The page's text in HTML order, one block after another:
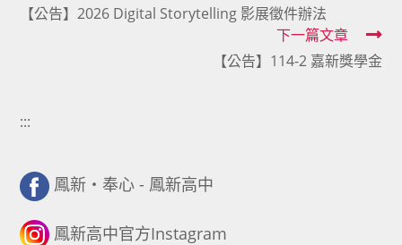
more
【公告】2026 Digital Storytelling 影展徵件辦法
下一篇文章
【公告】114-2 嘉新獎學金
:::
鳳新・奉心 - 鳳新高中
鳳新高中官方Instagram